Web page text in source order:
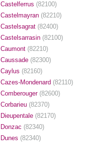
Castelferrus (82100)
Castelmayran (82210)
Castelsagrat (82400)
Castelsarrasin (82100)
Caumont (82210)
Caussade (82300)
Caylus (82160)
Cazes-Mondenard (82110)
Comberouger (82600)
Corbarieu (82370)
Dieupentale (82170)
Donzac (82340)
Dunes (82340)